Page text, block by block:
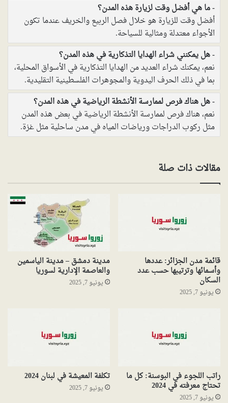
ما هي أفضل وقت لزيارة هذه المدن؟
أفضل وقت للزيارة هو خلال فصل الربيع والخريف عندما تكون
الأجواء معتدلة ومثالية للسياحة.
هل يمكنني شراء الهدايا التذكارية في هذه المدن؟
نعم، يمكنك شراء العديد من الهدايا التذكارية في الأسواق المحلية،
بما في ذلك الحرف اليدوية والمجوهرات الفلسطينية التقليدية.
هل هناك فرص لممارسة الأنشطة الرياضية في هذه المدن؟
نعم، هناك فرص لممارسة الأنشطة الرياضية في بعض هذه المدن
مثل ركوب الدراجات ورياضات المياه في مدن ساحلية مثل غزة.
مقالات ذات صلة
قائمة مدن الجزائر: عددها
وأسمائها وترتيبها حسب عدد
السكان
يونيو 7, 2025
مدينة دمشق – مدينة الياسمين
والعاصمة الإدارية لسوريا
يونيو 7, 2025
راتب اللجوء في البوسنة: كل ما
تحتاج معرفته في 2024
يونيو 7, 2025
تكلفة المعيشة في لبنان 2024
يونيو 7, 2025